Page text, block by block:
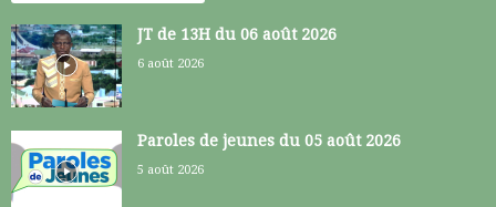
JT de 13H du 06 août 2026
6 août 2026
Paroles de jeunes du 05 août 2026
5 août 2026